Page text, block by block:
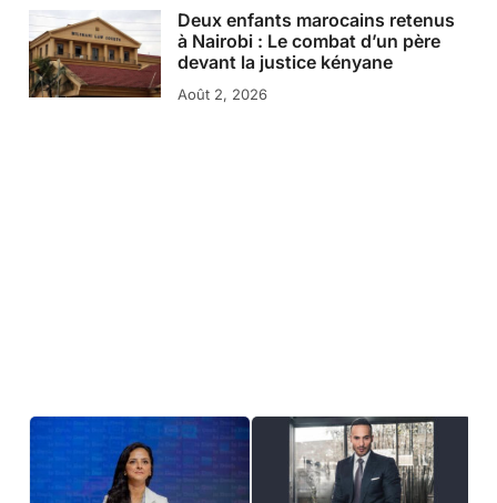
Deux enfants marocains retenus
à Nairobi : Le combat d’un père
devant la justice kényane
Août 2, 2026